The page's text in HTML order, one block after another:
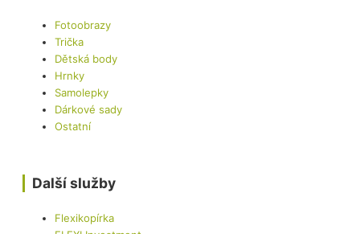
Fotoobrazy
Trička
Dětská body
Hrnky
Samolepky
Dárkové sady
Ostatní
Další služby
Flexikopírka